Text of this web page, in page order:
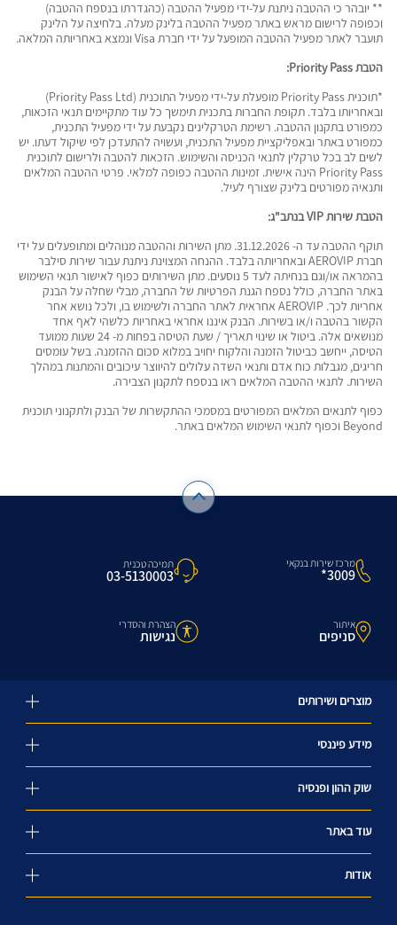
** יובהר כי ההטבה ניתנת על-ידי מפעיל ההטבה (כהגדרתו בנספח ההטבה)
וכפופה לרישום מראש באתר מפעיל ההטבה בלינק מעלה. בלחיצה על הלינק
תועבר לאתר מפעיל ההטבה המופעל על ידי חברת Visa ונמצא באחריותה המלאה.
הטבת Priority Pass:
*תוכנית Priority Pass מופעלת על-ידי מפעיל התוכנית (Priority Pass Ltd)
ובאחריותו בלבד. תקופת החברות בתכנית תימשך כל עוד מתקיימים תנאי הזכאות,
כמפורט בתקנון ההטבה. רשימת הטרקלינים נקבעת על ידי מפעיל התכנית,
כמפורט באתר ובאפליקציית מפעיל התכנית, ועשויה להתעדכן לפי שיקול דעתו. יש
לשים לב בכל טרקלין לתנאי הכניסה והשימוש. הזכאות להטבה ולרישום לתוכנית
Priority Pass הינה אישית. זמינות ההטבה כפופה למלאי. פרטי ההטבה המלאים
ותנאיה מפורטים בלינק שצורף לעיל.
הטבת שירות VIP בנתב"ג:
תוקף ההטבה עד ה- 31.12.2026. מתן השירות וההטבה מנוהלים ומתופעלים על ידי
חברת AEROVIP ובאחריותה בלבד. ההנחה המצוינת ניתנת עבור שירות סילבר
בהמראה או/וגם בנחיתה לעד 5 נוסעים. מתן השירותים כפוף לאישור תנאי השימוש
באתר החברה, כולל נספח הגנת הפרטיות של החברה, מבלי שחלה על הבנק
אחריות לכך. AEROVIP אחראית לאתר החברה ולשימוש בו, ולכל נושא אחר
הקשור בהטבה ו/או בשירות. הבנק איננו אחראי באחריות כלשהי לאף אחד
מנושאים אלה. ביטול או שינוי תאריך / שעת הטיסה בפחות מ- 24 שעות ממועד
הטיסה, ייחשב כביטול הזמנה והלקוח יחויב במלוא סכום ההזמנה. בשל עומסים
חריגים, מגבלות כוח אדם ותנאי השדה עלולים להיווצר עיכובים והמתנות במהלך
השירות. לתנאי ההטבה המלאים ראו בנספח לתקנון הצבירה.
כפוף לתנאים המלאים המפורטים במסמכי ההתקשרות של הבנק ולתקנוני תוכנית
Beyond וכפוף לתנאי השימוש המלאים באתר.
מרכז שירות בנקאי
3009*
תמיכה טכנית
03-5130003
איתור
סניפים
הצהרת והסדרי
נגישות
מוצרים ושירותים
מידע פיננסי
שוק ההון ופנסיה
עוד באתר
אודות